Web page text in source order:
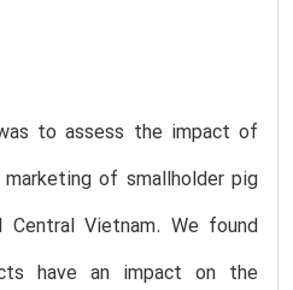
to assess the impact of
of smallholder pig
Central Vietnam. We found
have an impact on the